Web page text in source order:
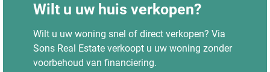
Wilt u uw huis verkopen?
Wilt u uw woning snel of direct verkopen? Via
Sons Real Estate verkoopt u uw woning zonder
voorbehoud van financiering.